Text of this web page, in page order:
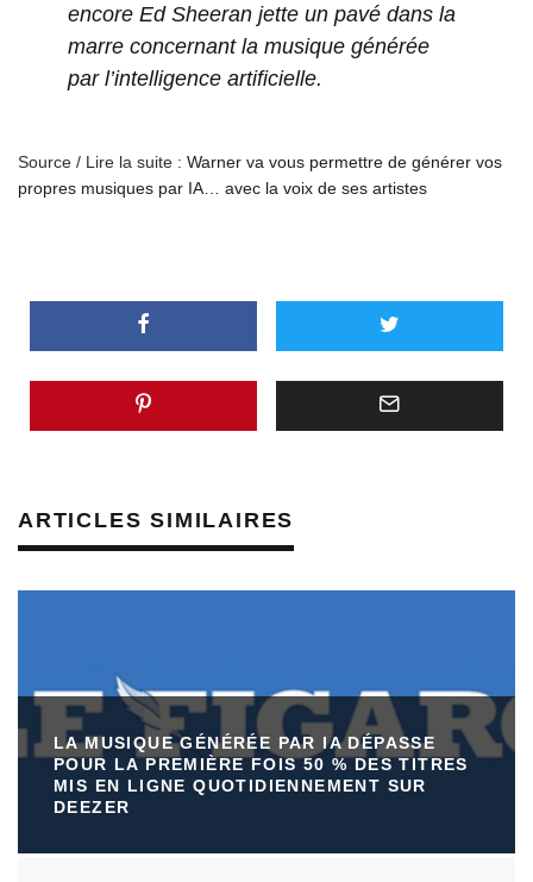
encore Ed Sheeran jette un pavé dans la
marre concernant la musique générée
par l’intelligence artificielle.
Source / Lire la suite : Warner va vous permettre de générer vos
propres musiques par IA… avec la voix de ses artistes
ARTICLES SIMILAIRES
LA MUSIQUE GÉNÉRÉE PAR IA DÉPASSE
POUR LA PREMIÈRE FOIS 50 % DES TITRES
MIS EN LIGNE QUOTIDIENNEMENT SUR
DEEZER